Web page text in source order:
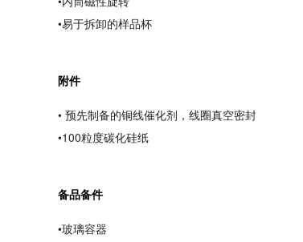
•易于拆卸的样品杯
附件
• 预先制备的铜线催化剂，线圈真空密封
•100粒度碳化硅纸
备品备件
•玻璃容器